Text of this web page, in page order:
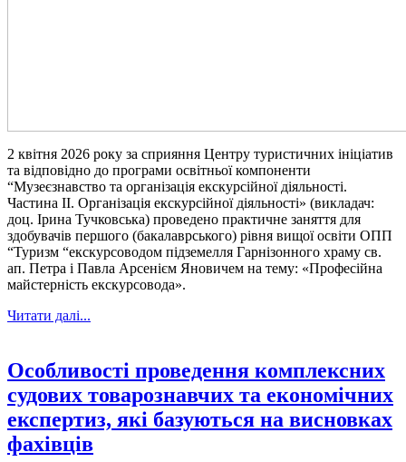
2 квітня 2026 року за сприяння Центру туристичних ініціатив
та відповідно до програми освітньої компоненти
“Музеєзнавство та організація екскурсійної діяльності.
Частина ІІ. Організація екскурсійної діяльності» (викладач:
доц. Ірина Тучковська) проведено практичне заняття для
здобувачів першого (бакалаврського) рівня вищої освіти ОПП
“Туризм “екскурсоводом підземелля Гарнізонного храму св.
ап. Петра і Павла Арсенієм Яновичем на тему: «Професійна
майстерність екскурсовода».
Читати далі...
Особливості проведення комплексних
судових товарознавчих та економічних
експертиз, які базуються на висновках
фахівців